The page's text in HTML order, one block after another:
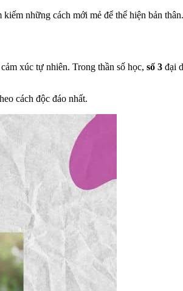
những cách mới mẻ để thể hiện bản thân.
xúc tự nhiên. Trong thần số học, số 3 đại
cách độc đáo nhất.